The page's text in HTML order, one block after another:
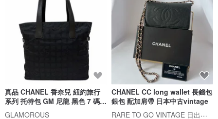
真品 CHANEL 香奈兒 紐約旅行
系列 托特包 GM 尼龍 黑色 7 碼
台灣直送
GLAMOROUS
CHANEL CC long wallet 長錢包
銀包 配加肩帶 日本中古vintage
RARE TO GO VINTAGE 日出中古研究所 | 中古名牌選品店